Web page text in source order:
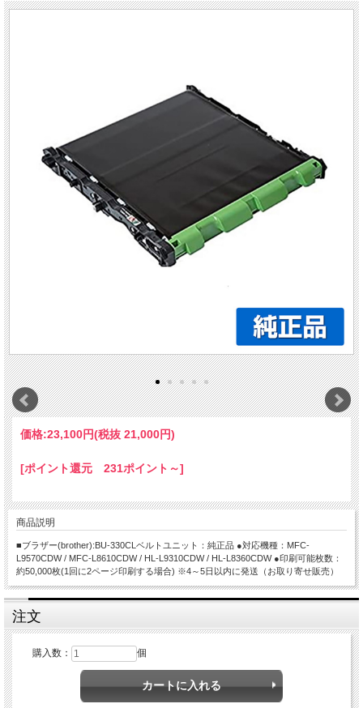
価格:23,100円(税抜 21,000円)
[ポイント還元 231ポイント～]
商品説明
■ブラザー(brother):BU-330CLベルトユニット：純正品 ●対応機種：MFC-
L9570CDW / MFC-L8610CDW / HL-L9310CDW / HL-L8360CDW ●印刷可能枚数：
約50,000枚(1回に2ページ印刷する場合) ※4～5日以内に発送（お取り寄せ販売）
注文
購入数： 個